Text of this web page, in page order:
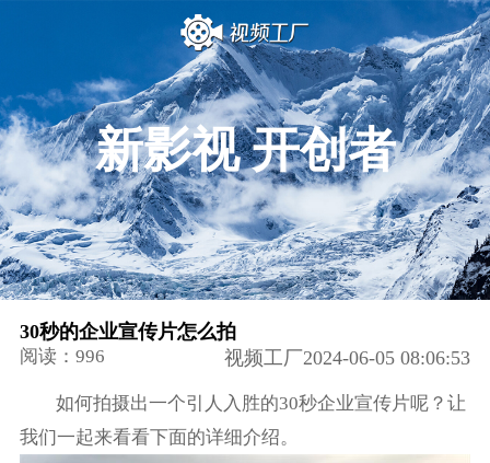
新影视 开创者
30秒的企业宣传片怎么拍
阅读：996 视频工厂2024-06-05 08:06:53
如何拍摄出一个引人入胜的30秒企业宣传片呢？让
我们一起来看看下面的详细介绍。